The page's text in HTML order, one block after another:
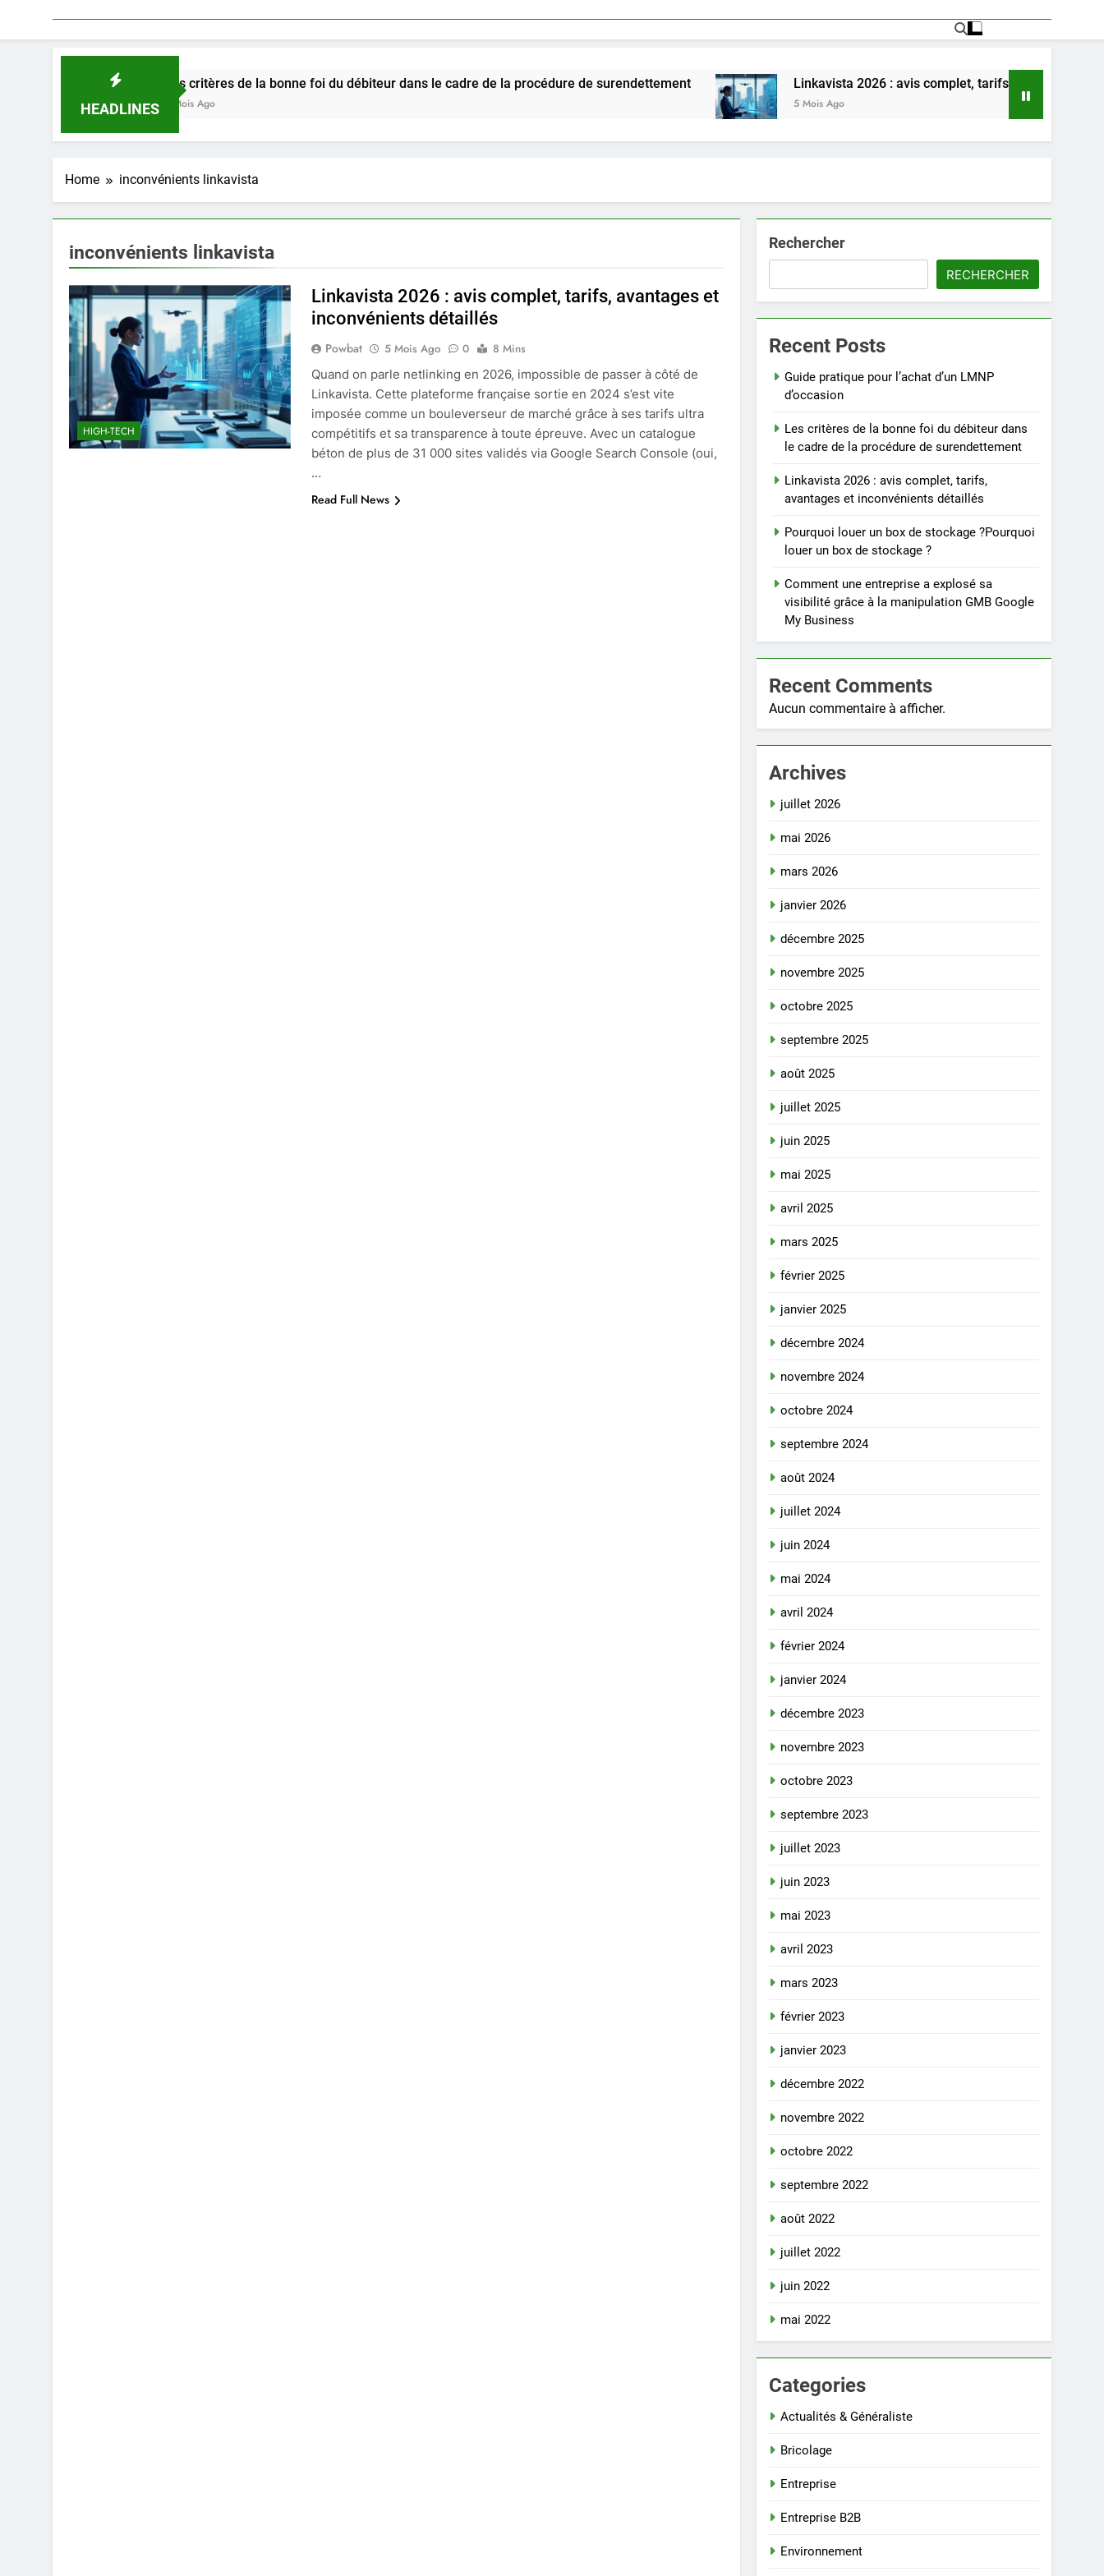
HEADLINES
Les critères de la bonne foi du débiteur dans le cadre de la procédure de surendettement
3 Mois Ago
Linkavista 2026 : avis complet, tarifs, avantages et
5 Mois Ago
Home inconvénients linkavista
inconvénients linkavista
HIGH-TECH
Linkavista 2026 : avis complet, tarifs, avantages et
inconvénients détaillés
Powbat 5 Mois Ago 0
8 Mins
Quand on parle netlinking en 2026, impossible de passer à côté de
Linkavista. Cette plateforme française sortie en 2024 s’est vite
imposée comme un bouleverseur de marché grâce à ses tarifs ultra
compétitifs et sa transparence à toute épreuve. Avec un catalogue
béton de plus de 31 000 sites validés via Google Search Console (oui,
…
Read Full News
Rechercher
RECHERCHER
Recent Posts
Guide pratique pour l’achat d’un LMNP
d’occasion
Les critères de la bonne foi du débiteur dans
le cadre de la procédure de surendettement
Linkavista 2026 : avis complet, tarifs,
avantages et inconvénients détaillés
Pourquoi louer un box de stockage ?Pourquoi
louer un box de stockage ?
Comment une entreprise a explosé sa
visibilité grâce à la manipulation GMB Google
My Business
Recent Comments
Aucun commentaire à afficher.
Archives
juillet 2026
mai 2026
mars 2026
janvier 2026
décembre 2025
novembre 2025
octobre 2025
septembre 2025
août 2025
juillet 2025
juin 2025
mai 2025
avril 2025
mars 2025
février 2025
janvier 2025
décembre 2024
novembre 2024
octobre 2024
septembre 2024
août 2024
juillet 2024
juin 2024
mai 2024
avril 2024
février 2024
janvier 2024
décembre 2023
novembre 2023
octobre 2023
septembre 2023
juillet 2023
juin 2023
mai 2023
avril 2023
mars 2023
février 2023
janvier 2023
décembre 2022
novembre 2022
octobre 2022
septembre 2022
août 2022
juillet 2022
juin 2022
mai 2022
Categories
Actualités & Généraliste
Bricolage
Entreprise
Entreprise B2B
Environnement